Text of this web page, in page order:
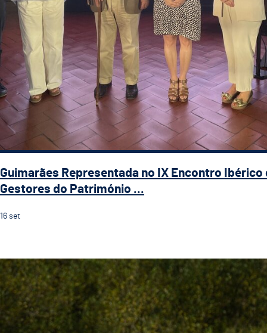
Guimarães Representada no IX Encontro Ibérico
Gestores do Património ...
16 set
Guimarães recebe a 5.ª etapa do 33.º Grande